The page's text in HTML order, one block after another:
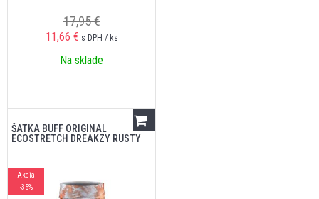
17,95 €
11,66 € s DPH / ks
Na sklade
ŠATKA BUFF ORIGINAL
ECOSTRETCH DREAKZY RUSTY
Akcia
-35%